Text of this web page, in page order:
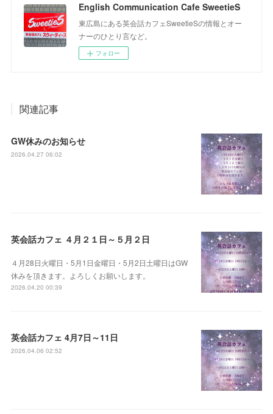
English Communication Cafe SweetieS
東広島にある英会話カフェSweetieSの情報とオー
ナーのひとり言など。
フォロー
関連記事
GW休みのお知らせ
2026.04.27 06:02
英会話カフェ ４月２１日～５月２日
４月28日火曜日・5月1日金曜日・5月2日土曜日はGW
休みを頂きます。よろしくお願いします。
2026.04.20 00:39
英会話カフェ 4月7日～11日
2026.04.06 02:52